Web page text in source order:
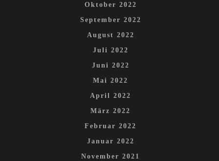
Oktober 2022
September 2022
August 2022
Juli 2022
Juni 2022
Mai 2022
April 2022
März 2022
Februar 2022
Januar 2022
November 2021